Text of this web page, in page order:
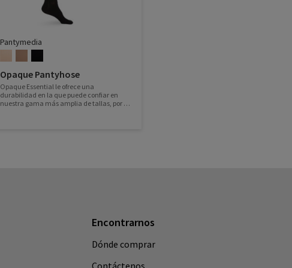
Pantymedia
Opaque Pantyhose
Opaque Essential le ofrece una
durabilidad en la que puede confiar en
nuestra gama más amplia de tallas, por lo
Encontrarnos
Dónde comprar
Contáctenos